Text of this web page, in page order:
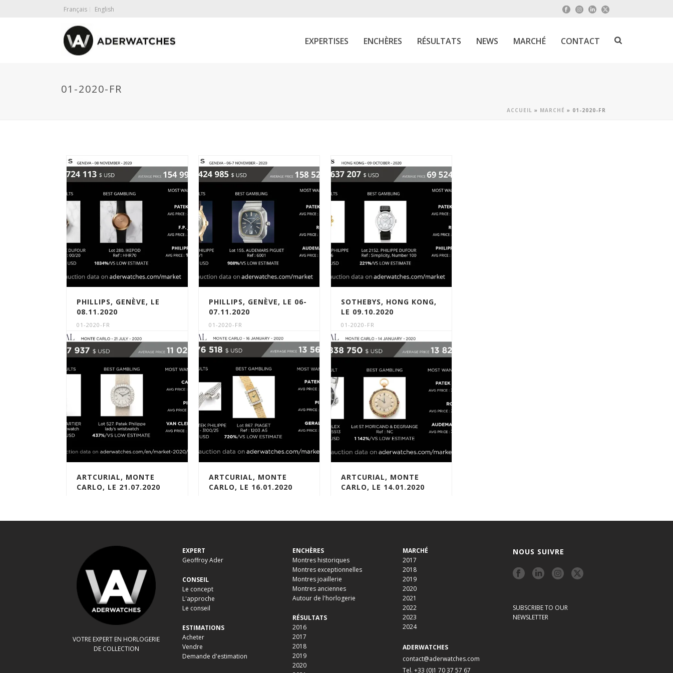
Français English
EXPERTISES ENCHÈRES RÉSULTATS NEWS MARCHÉ CONTACT
01-2020-FR
ACCUEIL » MARCHÉ » 01-2020-FR
PHILLIPS, GENÈVE, LE
08.11.2020
01-2020-FR
PHILLIPS, GENÈVE, LE 06-
07.11.2020
01-2020-FR
SOTHEBYS, HONG KONG,
LE 09.10.2020
01-2020-FR
ARTCURIAL, MONTE
CARLO, LE 21.07.2020
ARTCURIAL, MONTE
CARLO, LE 16.01.2020
ARTCURIAL, MONTE
CARLO, LE 14.01.2020
VOTRE EXPERT EN HORLOGERIE
DE COLLECTION
EXPERT
Geoffroy Ader
CONSEIL
Le concept
L'approche
Le conseil
ESTIMATIONS
Acheter
Vendre
Demande d'estimation
ENCHÈRES
Montres historiques
Montres exceptionnelles
Montres joaillerie
Montres anciennes
Autour de l'horlogerie
RÉSULTATS
2016
2017
2018
2019
2020
MARCHÉ
2017
2018
2019
2020
2021
2022
2023
2024
ADERWATCHES
contact@aderwatches.com
Tel. +33 (0)1 70 37 57 67
NOUS SUIVRE
SUBSCRIBE TO OUR
NEWSLETTER